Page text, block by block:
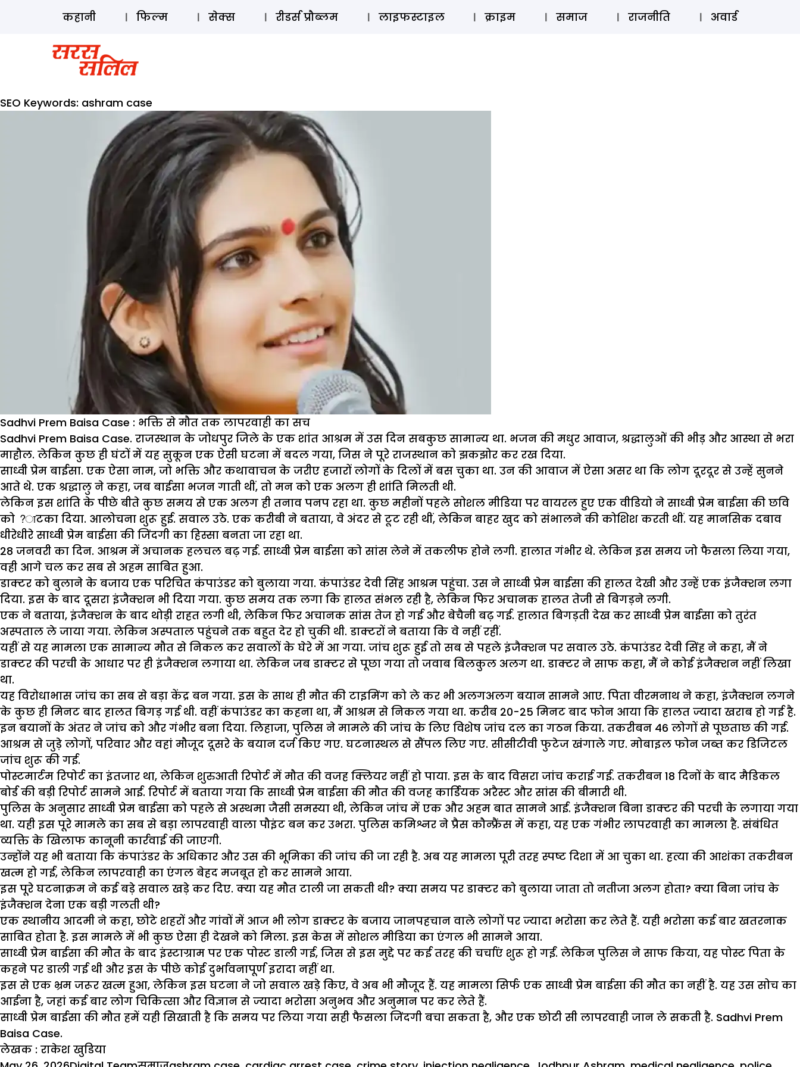
ऑडियो स्टोरी लॉग इन ⚲ SUBSCRIBE
कहानी फिल्म सेक्स रीडर्स प्रौब्लम लाइफस्टाइल क्राइम समाज राजनीति अवार्ड
SEO Keywords: ashram case
Sadhvi Prem Baisa Case : भक्ति से मौत तक लापरवाही का सच
Sadhvi Prem Baisa Case. राजस्थान के जोधपुर जिले के एक शांत आश्रम में उस दिन सबकुछ सामान्य था. भजन की मधुर आवाज, श्रद्धालुओं की भीड़ और आस्था से भरा
माहौल. लेकिन कुछ ही घंटों में यह सुकून एक ऐसी घटना में बदल गया, जिस ने पूरे राजस्थान को झकझोर कर रख दिया.
साध्वी प्रेम बाईसा. एक ऐसा नाम, जो भक्ति और कथावाचन के जरीए हजारों लोगों के दिलों में बस चुका था. उन की आवाज में ऐसा असर था कि लोग दूरदूर से उन्हें सुनने
आते थे. एक श्रद्धालु ने कहा, जब बाईसा भजन गाती थीं, तो मन को एक अलग ही शांति मिलती थी.
लेकिन इस शांति के पीछे बीते कुछ समय से एक अलग ही तनाव पनप रहा था. कुछ महीनों पहले सोशल मीडिया पर वायरल हुए एक वीडियो ने साध्वी प्रेम बाईसा की छवि
को ?ाटका दिया. आलोचना शुरू हुई. सवाल उठे. एक करीबी ने बताया, वे अंदर से टूट रही थीं, लेकिन बाहर खुद को संभालने की कोशिश करती थीं. यह मानसिक दबाव
धीरेधीरे साध्वी प्रेम बाईसा की जिंदगी का हिस्सा बनता जा रहा था.
28 जनवरी का दिन. आश्रम में अचानक हलचल बढ़ गई. साध्वी प्रेम बाईसा को सांस लेने में तकलीफ होने लगी. हालात गंभीर थे. लेकिन इस समय जो फैसला लिया गया,
वही आगे चल कर सब से अहम साबित हुआ.
डाक्टर को बुलाने के बजाय एक परिचित कंपाउंडर को बुलाया गया. कंपाउंडर देवी सिंह आश्रम पहुंचा. उस ने साध्वी प्रेम बाईसा की हालत देखी और उन्हें एक इंजैक्शन लगा
दिया. इस के बाद दूसरा इंजैक्शन भी दिया गया. कुछ समय तक लगा कि हालत संभल रही है, लेकिन फिर अचानक हालत तेजी से बिगड़ने लगी.
एक ने बताया, इंजैक्शन के बाद थोड़ी राहत लगी थी, लेकिन फिर अचानक सांस तेज हो गई और बेचैनी बढ़ गई. हालात बिगड़ती देख कर साध्वी प्रेम बाईसा को तुरंत
अस्पताल ले जाया गया. लेकिन अस्पताल पहुंचने तक बहुत देर हो चुकी थी. डाक्टरों ने बताया कि वे नहीं रहीं.
यहीं से यह मामला एक सामान्य मौत से निकल कर सवालों के घेरे में आ गया. जांच शुरू हुई तो सब से पहले इंजैक्शन पर सवाल उठे. कंपाउंडर देवी सिंह ने कहा, मैं ने
डाक्टर की परची के आधार पर ही इंजैक्शन लगाया था. लेकिन जब डाक्टर से पूछा गया तो जवाब बिलकुल अलग था. डाक्टर ने साफ कहा, मैं ने कोई इंजैक्शन नहीं लिखा
था.
यह विरोधाभास जांच का सब से बड़ा केंद्र बन गया. इस के साथ ही मौत की टाइमिंग को ले कर भी अलगअलग बयान सामने आए. पिता वीरमनाथ ने कहा, इंजैक्शन लगने
के कुछ ही मिनट बाद हालत बिगड़ गई थी. वहीं कंपाउंडर का कहना था, मैं आश्रम से निकल गया था. करीब 20-25 मिनट बाद फोन आया कि हालत ज्यादा खराब हो गई है.
इन बयानों के अंतर ने जांच को और गंभीर बना दिया. लिहाजा, पुलिस ने मामले की जांच के लिए विशेष जांच दल का गठन किया. तकरीबन 46 लोगों से पूछताछ की गई.
आश्रम से जुड़े लोगों, परिवार और वहां मौजूद दूसरे के बयान दर्ज किए गए. घटनास्थल से सैंपल लिए गए. सीसीटीवी फुटेज खंगाले गए. मोबाइल फोन जब्त कर डिजिटल
जांच शुरू की गई.
पोस्टमार्टम रिपोर्ट का इंतजार था, लेकिन शुरुआती रिपोर्ट में मौत की वजह क्लियर नहीं हो पाया. इस के बाद विसरा जांच कराई गई. तकरीबन 18 दिनों के बाद मैडिकल
बोर्ड की बड़ी रिपोर्ट सामने आई. रिपोर्ट में बताया गया कि साध्वी प्रेम बाईसा की मौत की वजह कार्डियक अरैस्ट और सांस की बीमारी थी.
पुलिस के अनुसार साध्वी प्रेम बाईसा को पहले से अस्थमा जैसी समस्या थी, लेकिन जांच में एक और अहम बात सामने आई. इंजैक्शन बिना डाक्टर की परची के लगाया गया
था. यही इस पूरे मामले का सब से बड़ा लापरवाही वाला पौइंट बन कर उभरा. पुलिस कमिश्नर ने प्रैस कौन्फ्रैंस में कहा, यह एक गंभीर लापरवाही का मामला है. संबंधित
व्यक्ति के खिलाफ कानूनी कार्रवाई की जाएगी.
उन्होंने यह भी बताया कि कंपाउंडर के अधिकार और उस की भूमिका की जांच की जा रही है. अब यह मामला पूरी तरह स्पष्ट दिशा में आ चुका था. हत्या की आशंका तकरीबन
खत्म हो गई, लेकिन लापरवाही का एंगल बेहद मजबूत हो कर सामने आया.
इस पूरे घटनाक्रम ने कई बड़े सवाल खड़े कर दिए. क्या यह मौत टाली जा सकती थी? क्या समय पर डाक्टर को बुलाया जाता तो नतीजा अलग होता? क्या बिना जांच के
इंजैक्शन देना एक बड़ी गलती थी?
एक स्थानीय आदमी ने कहा, छोटे शहरों और गांवों में आज भी लोग डाक्टर के बजाय जानपहचान वाले लोगों पर ज्यादा भरोसा कर लेते हैं. यही भरोसा कई बार खतरनाक
साबित होता है. इस मामले में भी कुछ ऐसा ही देखने को मिला. इस केस में सोशल मीडिया का एंगल भी सामने आया.
साध्वी प्रेम बाईसा की मौत के बाद इंस्टाग्राम पर एक पोस्ट डाली गई, जिस से इस मुद्दे पर कई तरह की चर्चाएं शुरू हो गईं. लेकिन पुलिस ने साफ किया, यह पोस्ट पिता के
कहने पर डाली गई थी और इस के पीछे कोई दुर्भावनापूर्ण इरादा नहीं था.
इस से एक भ्रम जरूर खत्म हुआ, लेकिन इस घटना ने जो सवाल खड़े किए, वे अब भी मौजूद हैं. यह मामला सिर्फ एक साध्वी प्रेम बाईसा की मौत का नहीं है. यह उस सोच का
आईना है, जहां कई बार लोग चिकित्सा और विज्ञान से ज्यादा भरोसा अनुभव और अनुमान पर कर लेते हैं.
साध्वी प्रेम बाईसा की मौत हमें यही सिखाती है कि समय पर लिया गया सही फैसला जिंदगी बचा सकता है, और एक छोटी सी लापरवाही जान ले सकती है. Sadhvi Prem
Baisa Case.
लेखक : राकेश खुडिया